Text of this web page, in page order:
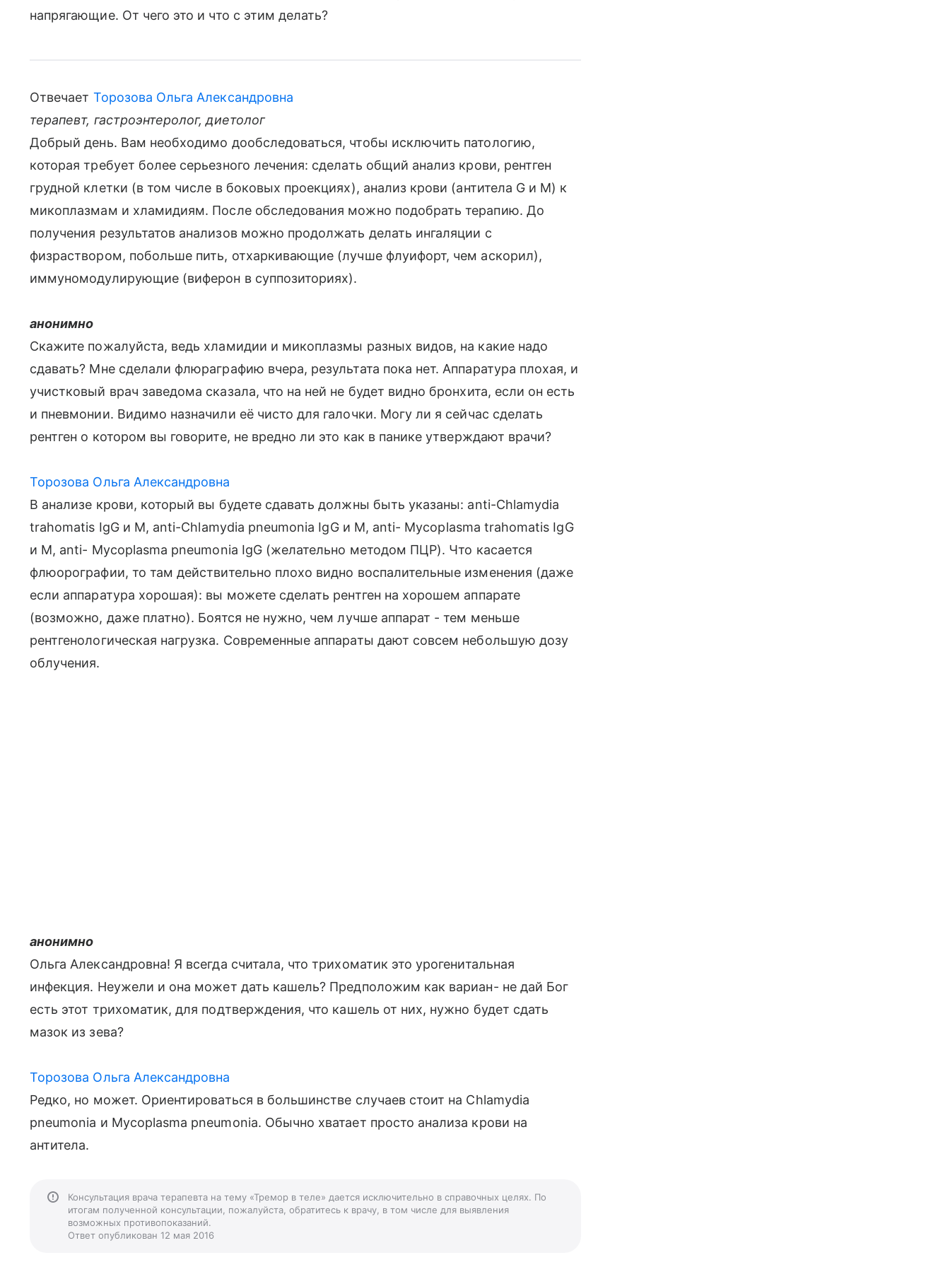
напрягающие. От чего это и что с этим делать?
Отвечает Торозова Ольга Александровна
терапевт, гастроэнтеролог, диетолог
Добрый день. Вам необходимо дообследоваться, чтобы исключить патологию,
которая требует более серьезного лечения: сделать общий анализ крови, рентген
грудной клетки (в том числе в боковых проекциях), анализ крови (антитела G и M) к
микоплазмам и хламидиям. После обследования можно подобрать терапию. До
получения результатов анализов можно продолжать делать ингаляции с
физраствором, побольше пить, отхаркивающие (лучше флуифорт, чем аскорил),
иммуномодулирующие (виферон в суппозиториях).
анонимно
Скажите пожалуйста, ведь хламидии и микоплазмы разных видов, на какие надо
сдавать? Мне сделали флюраграфию вчера, результата пока нет. Аппаратура плохая, и
учистковый врач заведома сказала, что на ней не будет видно бронхита, если он есть
и пневмонии. Видимо назначили её чисто для галочки. Могу ли я сейчас сделать
рентген о котором вы говорите, не вредно ли это как в панике утверждают врачи?
Торозова Ольга Александровна
В анализе крови, который вы будете сдавать должны быть указаны: anti-Chlamydia
trahomatis IgG и М, anti-Chlamydia pneumonia IgG и М, anti- Mycoplasma trahomatis IgG
и М, anti- Mycoplasma pneumonia IgG (желательно методом ПЦР). Что касается
флюорографии, то там действительно плохо видно воспалительные изменения (даже
если аппаратура хорошая): вы можете сделать рентген на хорошем аппарате
(возможно, даже платно). Боятся не нужно, чем лучше аппарат - тем меньше
рентгенологическая нагрузка. Современные аппараты дают совсем небольшую дозу
облучения.
анонимно
Ольга Александровна! Я всегда считала, что трихоматик это урогенитальная
инфекция. Неужели и она может дать кашель? Предположим как вариан- не дай Бог
есть этот трихоматик, для подтверждения, что кашель от них, нужно будет сдать
мазок из зева?
Торозова Ольга Александровна
Редко, но может. Ориентироваться в большинстве случаев стоит на Chlamydia
pneumonia и Mycoplasma pneumonia. Обычно хватает просто анализа крови на
антитела.
Консультация врача терапевта на тему «Тремор в теле» дается исключительно в справочных целях. По
итогам полученной консультации, пожалуйста, обратитесь к врачу, в том числе для выявления
возможных противопоказаний.
Ответ опубликован 12 мая 2016